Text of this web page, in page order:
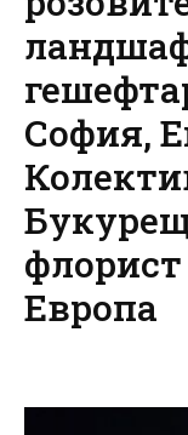
София,
Европа